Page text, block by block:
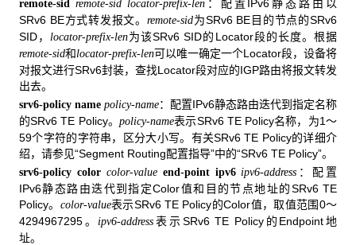
remote-sid remote-sid locator-prefix-len：配置IPv6静态路由以
SRv6 BE方式转发报文。 remote-sid为SRv6 BE目的节点的SRv6
SID，locator-prefix-len为该SRv6 SID的Locator段的长度。根据
remote-sid和locator-prefix-len可以唯一确定一个Locator段，设备将
对报文进行SRv6封装，查找Locator段对应的IGP路由将报文转发
出去。
srv6-policy name policy-name：配置IPv6静态路由迭代到指定名称
的SRv6 TE Policy。 policy-name表示SRv6 TE Policy名称，为1～
59个字符的字符串，区分大小写。有关SRv6 TE Policy的详细介
绍，请参见“Segment Routing配置指导”中的“SRv6 TE Policy”。
srv6-policy color color-valueend-point ipv6 ipv6-address ：配置
IPv6静态路由迭代到指定Color值和目的节点地址的SRv6 TE
Policy。 color-value表示SRv6 TE Policy的Color值 ，取值范围 0～
4294967295。 ipv6-address 表示SRv6 TE Policy的Endpoint地
址。